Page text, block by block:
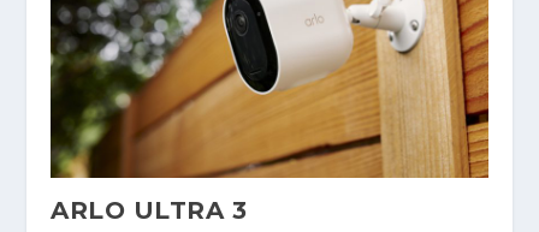
ARLO ULTRA 3